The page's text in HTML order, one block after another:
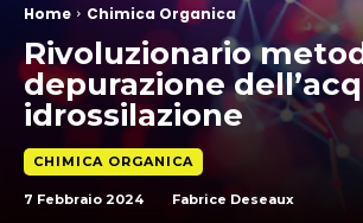
Home Chimica Organica
Rivoluzionario
depurazione
idrossilazione
CHIMICA ORGANICA
7 Febbraio 2024 Fabrice Deseaux